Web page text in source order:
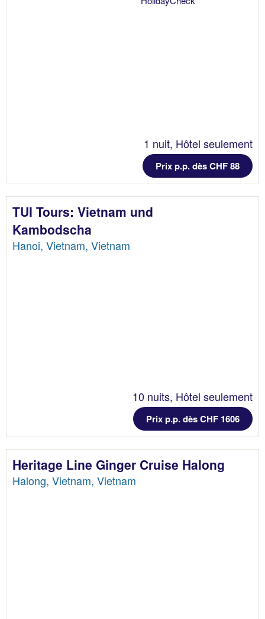
1 nuit, Hôtel seulement
Prix p.p. dès CHF 88
TUI Tours: Vietnam und
Kambodscha
Hanoi, Vietnam, Vietnam
10 nuits, Hôtel seulement
Prix p.p. dès CHF 1606
Heritage Line Ginger Cruise Halong
Halong, Vietnam, Vietnam